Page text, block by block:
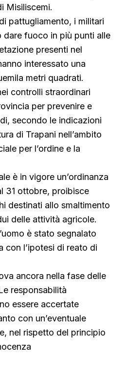
Misiliscemi.
pattugliamento, i militari
dare fuoco in più punti alle
presenti nel
interessato una
metri quadrati.
controlli straordinari
per prevenire e
secondo le indicazioni
di Trapani nell’ambito
per l’ordine e la
è in vigore un’ordinanza
31 ottobre, proibisce
destinati allo smaltimento
delle attività agricole.
è stato segnalato
con l’ipotesi di reato di
ancora nella fase delle
responsabilità
essere accertate
con un’eventuale
nel rispetto del principio